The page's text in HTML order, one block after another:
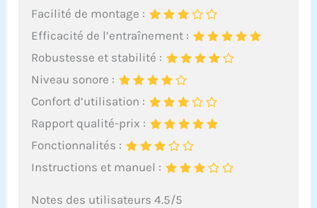
Facilité de montage :
Efficacité de l’entraînement :
Robustesse et stabilité :
Niveau sonore :
Confort d’utilisation :
Rapport qualité-prix :
Fonctionnalités :
Instructions et manuel :
Notes des utilisateurs 4.5/5